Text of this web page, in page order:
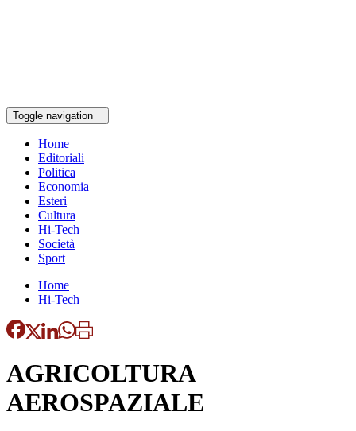
Toggle navigation
Home
Editoriali
Politica
Economia
Esteri
Cultura
Hi-Tech
Società
Sport
Home
Hi-Tech
AGRICOLTURA
AEROSPAZIALE